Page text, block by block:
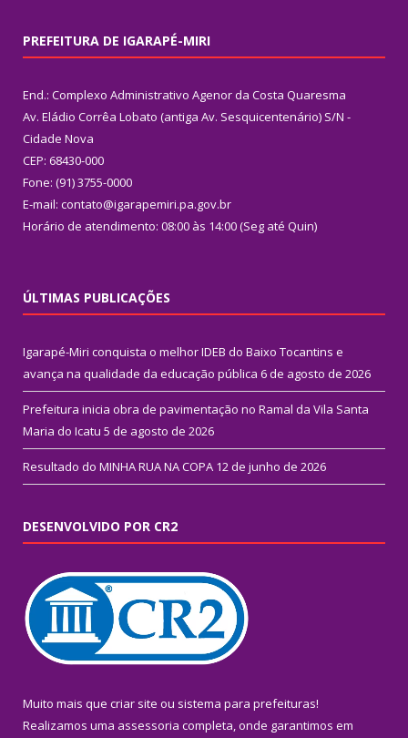
PREFEITURA DE IGARAPÉ-MIRI
End.: Complexo Administrativo Agenor da Costa Quaresma
Av. Eládio Corrêa Lobato (antiga Av. Sesquicentenário) S/N -
Cidade Nova
CEP: 68430-000
Fone: (91) 3755-0000
E-mail: contato@igarapemiri.pa.gov.br
Horário de atendimento: 08:00 às 14:00 (Seg até Quin)
ÚLTIMAS PUBLICAÇÕES
Igarapé-Miri conquista o melhor IDEB do Baixo Tocantins e
avança na qualidade da educação pública 6 de agosto de 2026
Prefeitura inicia obra de pavimentação no Ramal da Vila Santa
Maria do Icatu 5 de agosto de 2026
Resultado do MINHA RUA NA COPA 12 de junho de 2026
DESENVOLVIDO POR CR2
Muito mais que criar site ou sistema para prefeituras!
Realizamos uma assessoria completa, onde garantimos em